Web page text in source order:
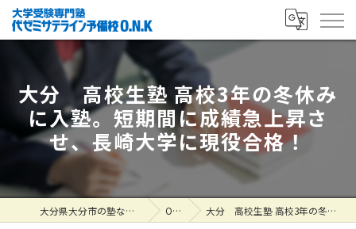
大分 高校生塾 高校3年の冬休み
に入塾。短期間に成績急上昇さ
せ、長崎大学に現役合格！
大分県大分市の塾なら大学受験専門塾 代ゼミサテライン予備校O.N.K ONK掲示板 大分 高校生塾 高校3年の冬休みに入塾。短期間に成績急上昇させ、長崎大学に現役合格！